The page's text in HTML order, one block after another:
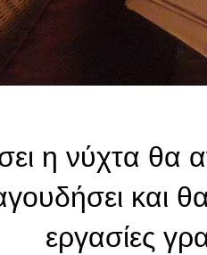
η νύχτα
και
εργασίες